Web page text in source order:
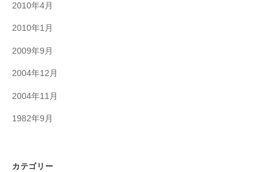
2010年4月
2010年1月
2009年9月
2004年12月
2004年11月
1982年9月
カテゴリー